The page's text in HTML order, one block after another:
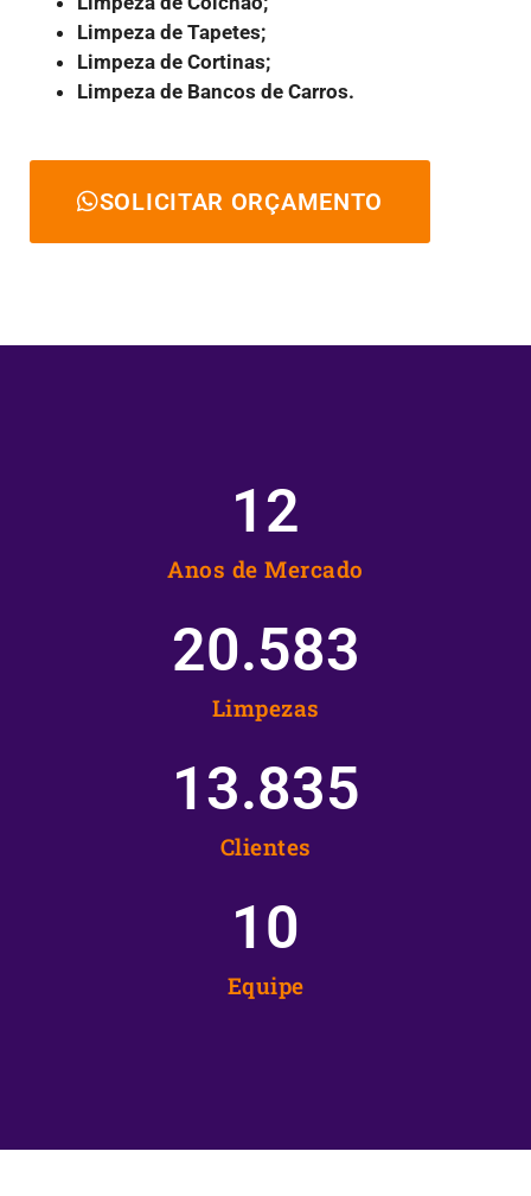
Limpeza de Tapetes;
Limpeza de Cortinas;
Limpeza de Bancos de Carros.
SOLICITAR ORÇAMENTO
Anos de Mercado
12
Limpezas
20.583
Clientes
13.835
Equipe
10